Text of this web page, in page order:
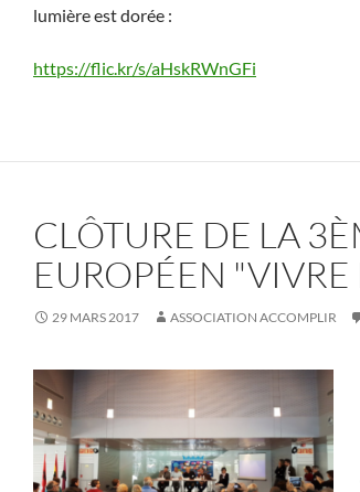
lumière est dorée :
https://flic.kr/s/aHskRWnGFi
CLÔTURE DE LA
EUROPÉEN
29 MARS 2017 ASSOCIATION ACCOMPLIR